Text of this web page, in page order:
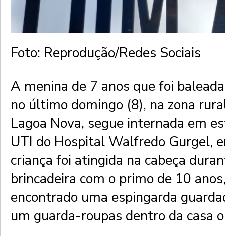
Foto: Reprodução/Redes Sociais
A menina de 7 anos que foi
no último domingo (8), na zona
Lagoa Nova, segue internada em
UTI do Hospital Walfredo Gurgel,
criança foi atingida na cabeça
brincadeira com o primo de 10
encontrado uma espingarda
um guarda-roupas dentro da casa